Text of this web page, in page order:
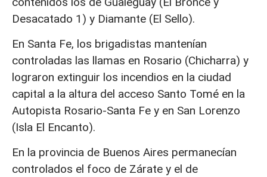
Desacatado 1) y Diamante (El Sello).
En Santa Fe, los brigadistas mantenían
controladas las llamas en Rosario (Chicharra) y
lograron extinguir los incendios en la ciudad
capital a la altura del acceso Santo Tomé en la
Autopista Rosario-Santa Fe y en San Lorenzo
(Isla El Encanto).
En la provincia de Buenos Aires permanecían
controlados el foco de Zárate y el de